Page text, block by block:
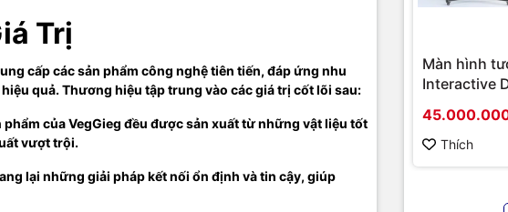
Trị
cấp các sản phẩm công nghệ tiên tiến, đáp ứng nhu
quả. Thương hiệu tập trung vào các giá trị cốt lõi sau:
phẩm của VegGieg đều được sản xuất từ những vật liệu tốt
vượt trội.
lại những giải pháp kết nối ổn định và tin cậy, giúp
Màn hình
Interactive
D5B86RB/
hình cao
chính hãng
Thích
Cáp USB
Các loại cáp USB của VegGieg bao gồm USB 2.0, USB 3.0, và USB-C, đáp ứng
cầu kết nối từ truyền dữ liệu tốc độ cao đến sạc nhanh.
Cáp Mạng
Cáp mạng của VegGieg được sản xuất với công nghệ tiên tiến, đảm bảo tốc